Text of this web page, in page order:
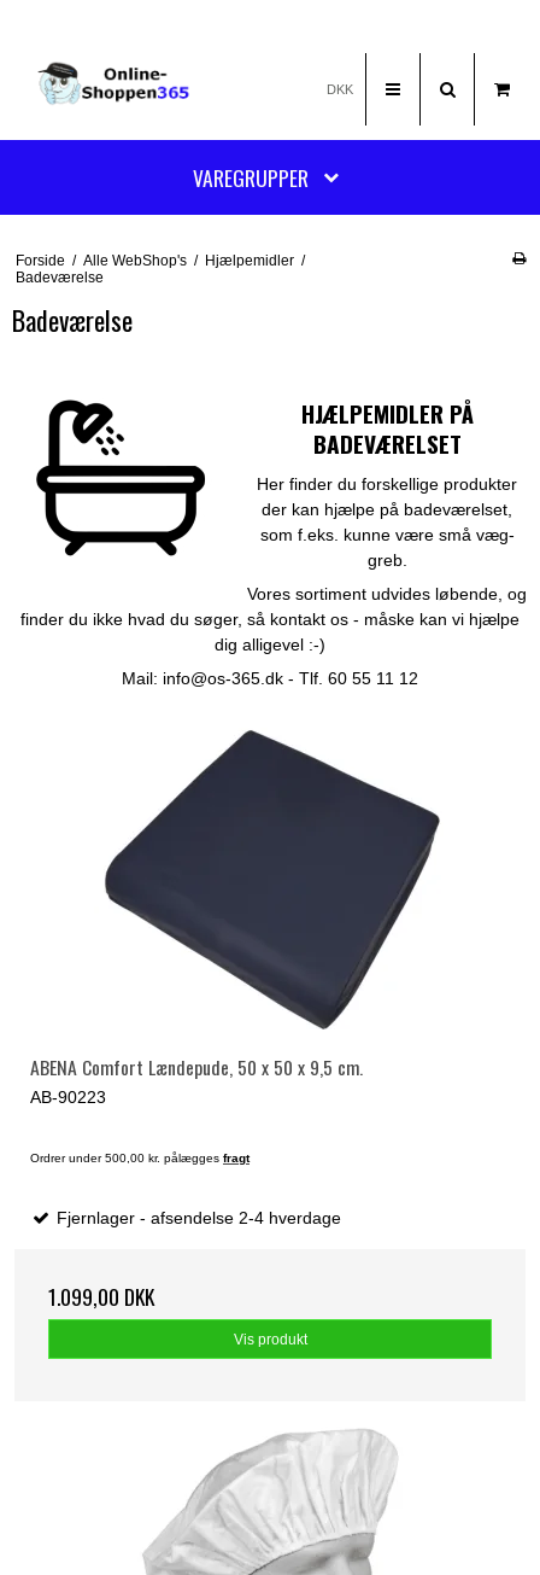
DKK
VAREGRUPPER
Forside / Alle WebShop's / Hjælpemidler /
Badeværelse
Badeværelse
HJÆLPEMIDLER PÅ
BADEVÆRELSET
Her finder du forskellige produkter
der kan hjælpe på badeværelset,
som f.eks. kunne være små væg-
greb.
Vores sortiment udvides løbende, og
finder du ikke hvad du søger, så kontakt os - måske kan vi hjælpe
dig alligevel :-)
Mail: info@os-365.dk - Tlf. 60 55 11 12
ABENA Comfort Lændepude, 50 x 50 x 9,5 cm.
AB-90223
Ordrer under 500,00 kr. pålægges fragt
Fjernlager - afsendelse 2-4 hverdage
1.099,00 DKK
Vis produkt